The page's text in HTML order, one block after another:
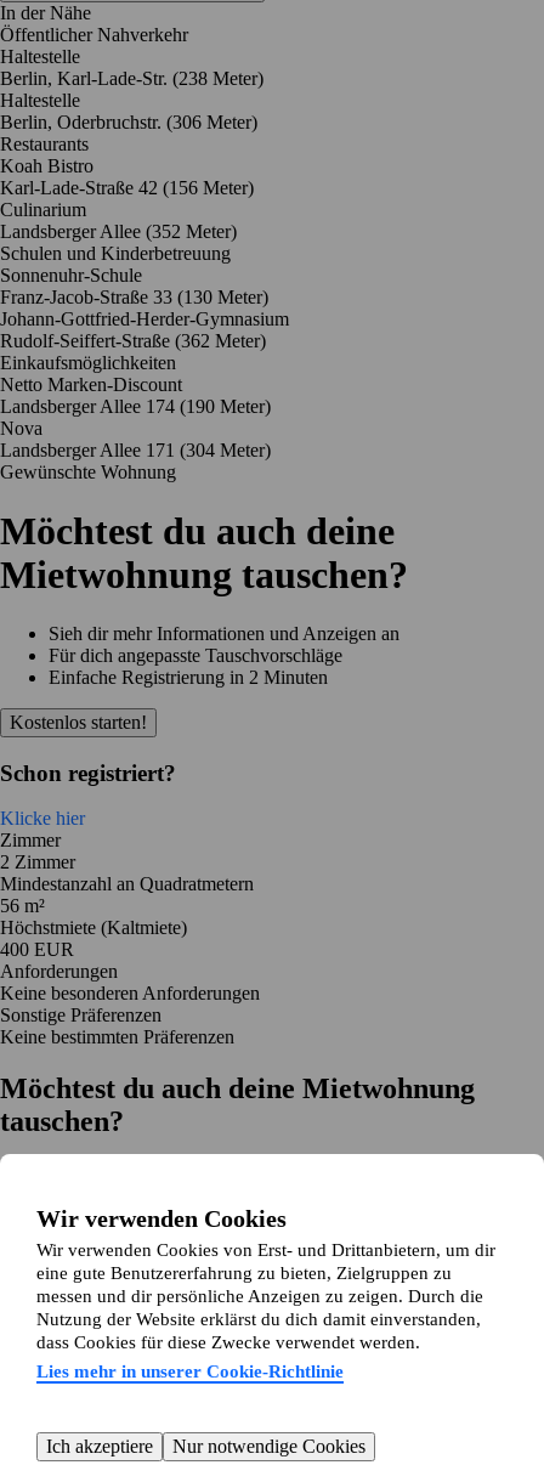
Wir verwenden Cookies
Wir verwenden Cookies von Erst- und Drittanbietern, um dir
eine gute Benutzererfahrung zu bieten, Zielgruppen zu
messen und dir persönliche Anzeigen zu zeigen. Durch die
Nutzung der Website erklärst du dich damit einverstanden,
dass Cookies für diese Zwecke verwendet werden.
Lies mehr in unserer Cookie-Richtlinie
Ich akzeptiere Nur notwendige Cookies
In der Nähe
Öffentlicher Nahverkehr
Haltestelle
Berlin, Karl-Lade-Str. (238 Meter)
Haltestelle
Berlin, Oderbruchstr. (306 Meter)
Restaurants
Koah Bistro
Karl-Lade-Straße 42 (156 Meter)
Culinarium
Landsberger Allee (352 Meter)
Schulen und Kinderbetreuung
Sonnenuhr-Schule
Franz-Jacob-Straße 33 (130 Meter)
Johann-Gottfried-Herder-Gymnasium
Rudolf-Seiffert-Straße (362 Meter)
Einkaufsmöglichkeiten
Netto Marken-Discount
Landsberger Allee 174 (190 Meter)
Nova
Landsberger Allee 171 (304 Meter)
Gewünschte Wohnung
Möchtest du auch deine
Mietwohnung tauschen?
Sieh dir mehr Informationen und Anzeigen an
Für dich angepasste Tauschvorschläge
Einfache Registrierung in 2 Minuten
Kostenlos starten!
Schon registriert?
Klicke hier
Zimmer
2 Zimmer
Mindestanzahl an Quadratmetern
56 m²
Höchstmiete (Kaltmiete)
400 EUR
Anforderungen
Keine besonderen Anforderungen
Sonstige Präferenzen
Keine bestimmten Präferenzen
Möchtest du auch deine Mietwohnung
tauschen?
Einfache Registrierung in 2 Minuten
Jetzt gratis loslegen
Loslegen
Jetzt gratis loslegen Anzeigen suchenAnmelden
Mehr lesen
Neuigkeiten und Tipps
Über Wohnungsswap.de
Kundenservice
Hilfe